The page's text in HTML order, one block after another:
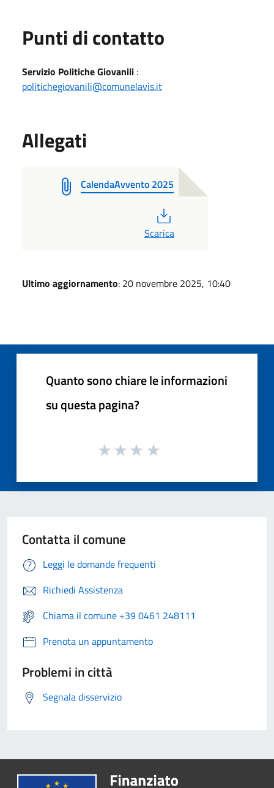
Punti di contatto
Servizio Politiche Giovanili :
politichegiovanili@comunelavis.it
Allegati
CalendaAvvento 2025
Scarica
Ultimo aggiornamento: 20 novembre 2025, 10:40
Quanto sono chiare le informazioni
su questa pagina?
Contatta il comune
Leggi le domande frequenti
Richiedi Assistenza
Chiama il comune +39 0461 248111
Prenota un appuntamento
Problemi in città
Segnala disservizio